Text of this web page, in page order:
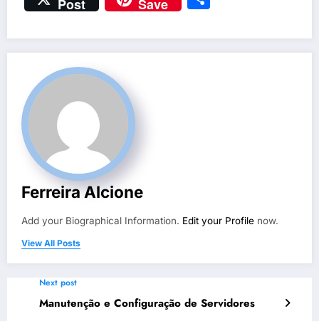
Post
Save
Ferreira Alcione
Add your Biographical Information. Edit your Profile now.
View All Posts
Next post
Manutenção e Configuração de Servidores